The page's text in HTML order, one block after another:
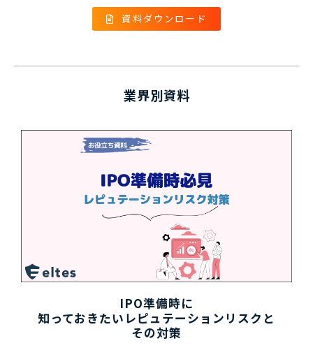
資料ダウンロード
業界別資料
IPO準備時に
知っておきたいレピュテーションリスクと
その対策